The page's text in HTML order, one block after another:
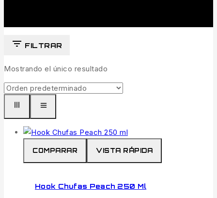
FILTRAR
Mostrando el único resultado
COMPARAR VISTA RÁPIDA
Hook Chufas Peach 250 Ml